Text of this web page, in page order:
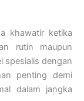
khawatir ketika
rutin maupun
spesialis dengan
penting demi
dalam jangka